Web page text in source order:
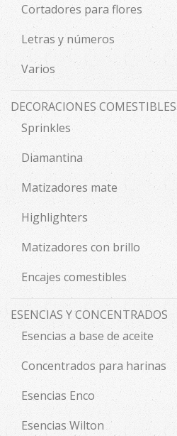
Cortadores para flores
Letras y números
Varios
DECORACIONES COMESTIBLES
Sprinkles
Diamantina
Matizadores mate
Highlighters
Matizadores con brillo
Encajes comestibles
ESENCIAS Y CONCENTRADOS
Esencias a base de aceite
Concentrados para harinas
Esencias Enco
Esencias Wilton